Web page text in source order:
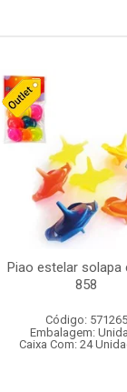
Piao estelar
858
Código: 571265
Embalagem:
Caixa Com: 24